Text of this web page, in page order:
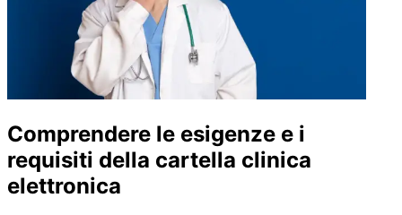
Comprendere le esigenze e i
requisiti della cartella clinica
elettronica